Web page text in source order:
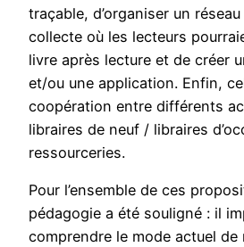
traçable, d’organiser un
collecte où les lecteurs
livre après lecture et de créer
et/ou une application. Enfin,
coopération entre différents
libraires de neuf / libraires
ressourceries.
Pour l’ensemble de ces
pédagogie a été souligné : il
comprendre le mode actuel de